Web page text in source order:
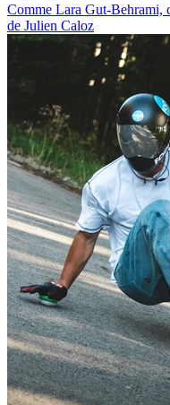
Comme Lara Gut-Behrami,
de Julien Caloz